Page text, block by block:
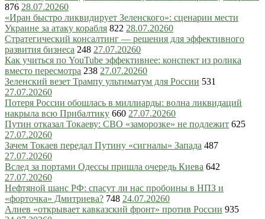
876 28.07.20260
«Иран быстро ликвидирует Зеленского»: сценарии мести
Украине за атаку корабля 822 28.07.20260
Стратегический консалтинг — решения для эффективного
развития бизнеса 248 27.07.20260
Как учиться по YouTube эффективнее: конспект из ролика
вместо пересмотра 238 27.07.20260
Зеленский везет Трампу ультиматум для России 531
27.07.20260
Потеря России обошлась в миллиарды: волна ликвидаций
накрыла всю Прибалтику 660 27.07.20260
Путин отказал Токаеву: СВО «заморозке» не подлежит 625
27.07.20260
Зачем Токаев передал Путину «сигналы» Запада 487
27.07.20260
Вслед за портами Одессы пришла очередь Киева 642
27.07.20260
Нефтяной шанс РФ: спасут ли нас пробоины в НПЗ и
«форточка» Дмитриева? 748 24.07.20260
Алиев «открывает кавказский фронт» против России 935